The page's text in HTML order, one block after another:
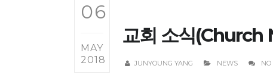
06
MAY
2018
교회 소식(Church
JUNYOUNG YANG NEWS NO